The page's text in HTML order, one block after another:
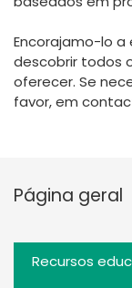
Encorajamo-lo
descobrir todos
oferecer. Se
favor, em
Página geral
Recursos